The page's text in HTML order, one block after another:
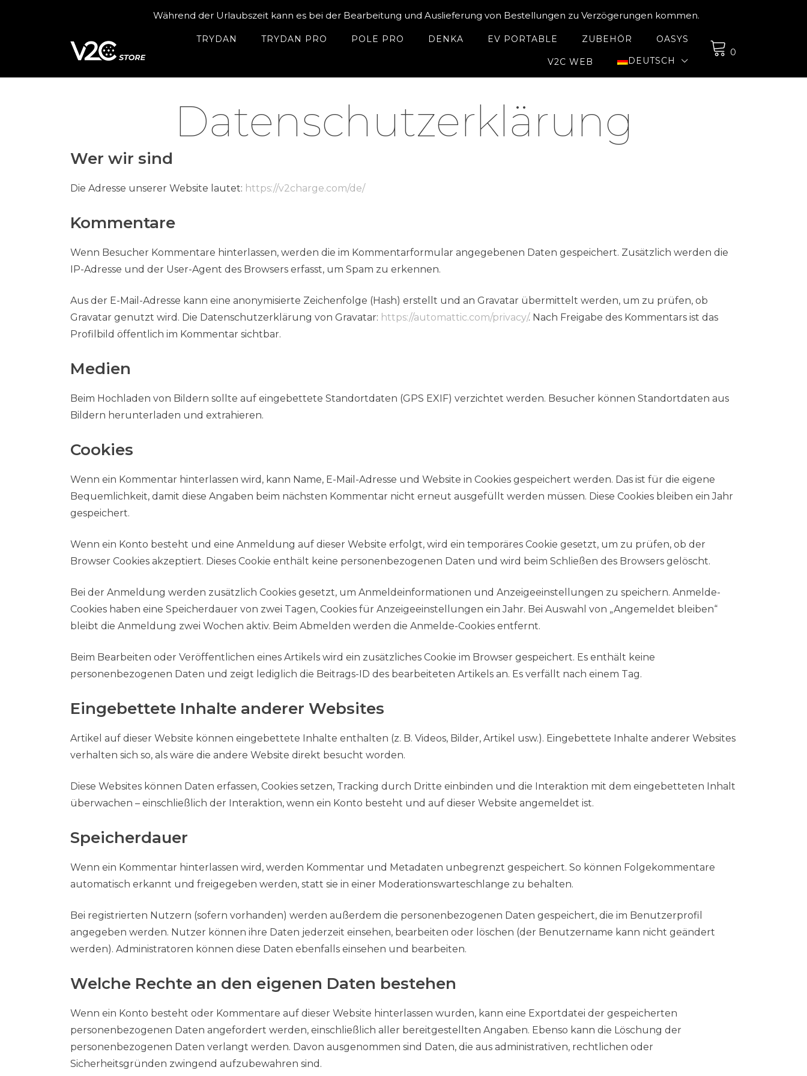
Während der Urlaubszeit kann es bei der Bearbeitung und Auslieferung von Bestellungen zu Verzögerungen kommen.
TRYDAN TRYDAN PRO POLE PRO DENKA EV PORTABLE ZUBEHÖR OASYS
V2C WEB DEUTSCH
0
Datenschutzerklärung
Wer wir sind
Die Adresse unserer Website lautet: https://v2charge.com/de/
Kommentare
Wenn Besucher Kommentare hinterlassen, werden die im Kommentarformular angegebenen Daten gespeichert. Zusätzlich werden die
IP-Adresse und der User-Agent des Browsers erfasst, um Spam zu erkennen.
Aus der E-Mail-Adresse kann eine anonymisierte Zeichenfolge (Hash) erstellt und an Gravatar übermittelt werden, um zu prüfen, ob
Gravatar genutzt wird. Die Datenschutzerklärung von Gravatar: https://automattic.com/privacy/. Nach Freigabe des Kommentars ist das
Profilbild öffentlich im Kommentar sichtbar.
Medien
Beim Hochladen von Bildern sollte auf eingebettete Standortdaten (GPS EXIF) verzichtet werden. Besucher können Standortdaten aus
Bildern herunterladen und extrahieren.
Cookies
Wenn ein Kommentar hinterlassen wird, kann Name, E-Mail-Adresse und Website in Cookies gespeichert werden. Das ist für die eigene
Bequemlichkeit, damit diese Angaben beim nächsten Kommentar nicht erneut ausgefüllt werden müssen. Diese Cookies bleiben ein Jahr
gespeichert.
Wenn ein Konto besteht und eine Anmeldung auf dieser Website erfolgt, wird ein temporäres Cookie gesetzt, um zu prüfen, ob der
Browser Cookies akzeptiert. Dieses Cookie enthält keine personenbezogenen Daten und wird beim Schließen des Browsers gelöscht.
Bei der Anmeldung werden zusätzlich Cookies gesetzt, um Anmeldeinformationen und Anzeigeeinstellungen zu speichern. Anmelde-
Cookies haben eine Speicherdauer von zwei Tagen, Cookies für Anzeigeeinstellungen ein Jahr. Bei Auswahl von „Angemeldet bleiben“
bleibt die Anmeldung zwei Wochen aktiv. Beim Abmelden werden die Anmelde-Cookies entfernt.
Beim Bearbeiten oder Veröffentlichen eines Artikels wird ein zusätzliches Cookie im Browser gespeichert. Es enthält keine
personenbezogenen Daten und zeigt lediglich die Beitrags-ID des bearbeiteten Artikels an. Es verfällt nach einem Tag.
Eingebettete Inhalte anderer Websites
Artikel auf dieser Website können eingebettete Inhalte enthalten (z. B. Videos, Bilder, Artikel usw.). Eingebettete Inhalte anderer Websites
verhalten sich so, als wäre die andere Website direkt besucht worden.
Diese Websites können Daten erfassen, Cookies setzen, Tracking durch Dritte einbinden und die Interaktion mit dem eingebetteten Inhalt
überwachen – einschließlich der Interaktion, wenn ein Konto besteht und auf dieser Website angemeldet ist.
Speicherdauer
Wenn ein Kommentar hinterlassen wird, werden Kommentar und Metadaten unbegrenzt gespeichert. So können Folgekommentare
automatisch erkannt und freigegeben werden, statt sie in einer Moderationswarteschlange zu behalten.
Bei registrierten Nutzern (sofern vorhanden) werden außerdem die personenbezogenen Daten gespeichert, die im Benutzerprofil
angegeben werden. Nutzer können ihre Daten jederzeit einsehen, bearbeiten oder löschen (der Benutzername kann nicht geändert
werden). Administratoren können diese Daten ebenfalls einsehen und bearbeiten.
Welche Rechte an den eigenen Daten bestehen
Wenn ein Konto besteht oder Kommentare auf dieser Website hinterlassen wurden, kann eine Exportdatei der gespeicherten
personenbezogenen Daten angefordert werden, einschließlich aller bereitgestellten Angaben. Ebenso kann die Löschung der
personenbezogenen Daten verlangt werden. Davon ausgenommen sind Daten, die aus administrativen, rechtlichen oder
Sicherheitsgründen zwingend aufzubewahren sind.